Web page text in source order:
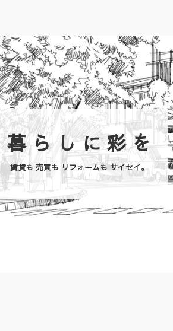
暮 ら し に 彩 を
賃貸も 売買も リフォームも サイセイ。